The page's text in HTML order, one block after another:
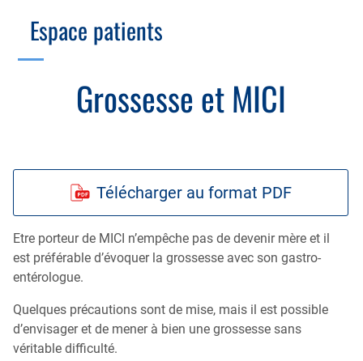
Grossesse et MICI
Télécharger au format PDF
Etre porteur de MICI n’empêche pas de devenir mère et il
est préférable d’évoquer la grossesse avec son gastro-
entérologue.
Quelques précautions sont de mise, mais il est possible
d’envisager et de mener à bien une grossesse sans
véritable difficulté.
Échographie
Gastro-pédiatrie
Motricité
Proctologie
Cotation des actes, lien avec les syndicats
Juridique
Espace patients
Estomac
Pancréas
Rectum et anus
Tube digestif
Annuaire
Colobox
My MICI Book